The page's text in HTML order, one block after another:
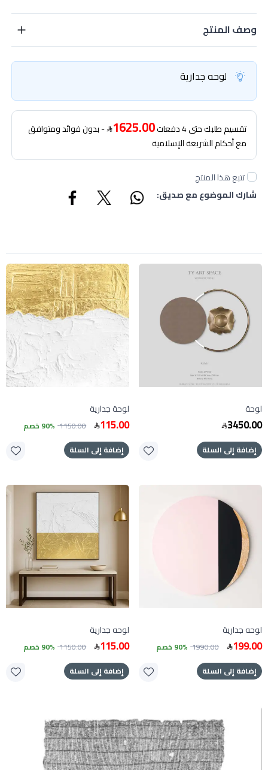
وصف المنتج
لوحه جدارية
تقسيم طلبك حتى 4 دفعات 1625.00 - بدون فوائد ومتوافق
مع أحكام الشريعة الإسلامية
تتبع هذا المنتج
شارك الموضوع مع صديق:
لوحة
3450.00
إضافة إلى السلة
لوحة جدارية
115.00
1150.00 90% خصم
إضافة إلى السلة
لوحه جدارية
199.00
1990.00 90% خصم
إضافة إلى السلة
لوحه جدارية
115.00
1150.00 90% خصم
إضافة إلى السلة